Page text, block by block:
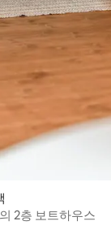
2층 보트하우스